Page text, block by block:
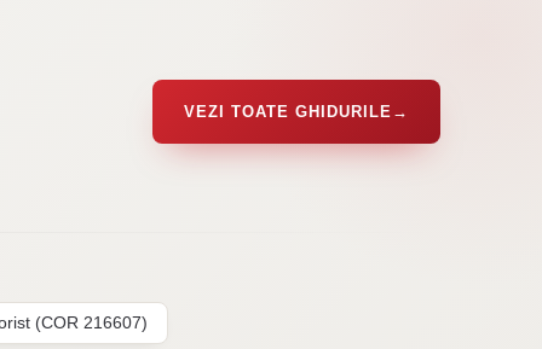
VEZI TOATE GHIDURILE →
(COR 216607)